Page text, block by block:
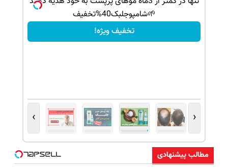
🌱شامپوجلبک40%تخفیف
تخفیف ویژه!
‹
›
مطالب پیشنهادی